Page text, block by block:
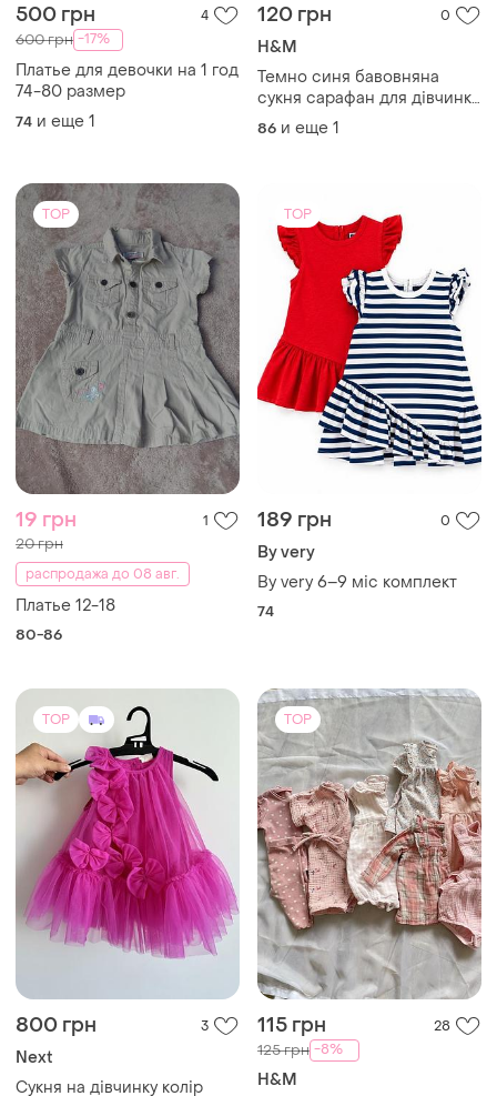
500 грн 4
600 грн -17%
Платье для девочки на 1 год
74-80 размер
74 и еще 1
120 грн 0
H&M
Темно синя бавовняна
сукня сарафан для дівчинки
1,5-2 роки 86 см 92 см з
ромашками hm h&m на літо
86 и еще 1
TOP
19 грн 1
20 грн
распродажа до 08 авг.
Платье 12-18
80-86
TOP
189 грн 0
By very
By very 6–9 міс комплект
74
TOP
800 грн 3
Next
Сукня на дівчинку колір
TOP
115 грн 28
125 грн -8%
H&M